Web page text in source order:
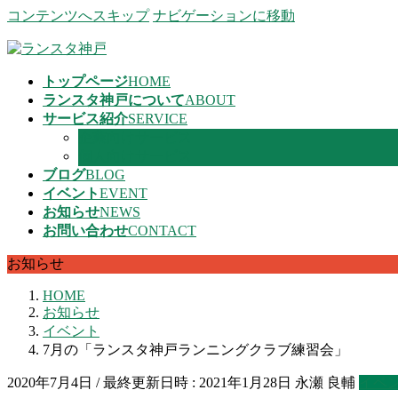
コンテンツへスキップ ナビゲーションに移動
トップページHOME
ランスタ神戸についてABOUT
サービス紹介SERVICE
ブログBLOG
イベントEVENT
お知らせNEWS
お問い合わせCONTACT
お知らせ
HOME
お知らせ
イベント
7月の「ランスタ神戸ランニングクラブ練習会」
2020年7月4日 / 最終更新日時 : 2021年1月28日 永瀬 良輔